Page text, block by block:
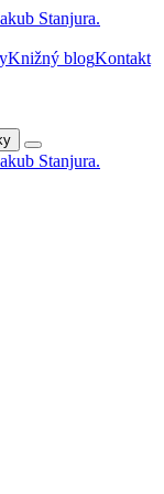
Knižný blogKontakt